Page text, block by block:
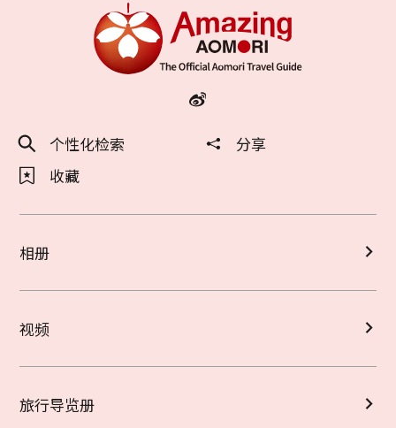
个性化检索
分享
收藏
相册
视频
旅行导览册